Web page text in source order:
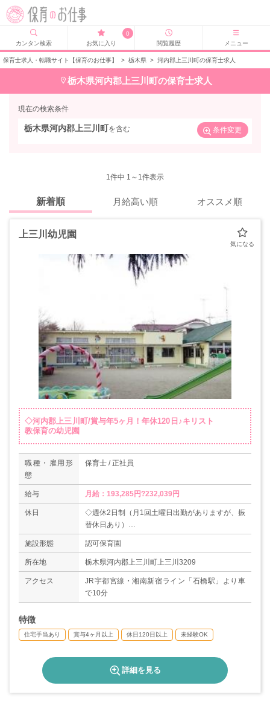
カンタン検索
0
お気に入り
閲覧履歴 メニュー
保育士求人・転職サイト【保育のお仕事】 > 栃木県 > 河内郡上三川町の保育士求人
栃木県河内郡上三川町の保育士求人
現在の検索条件
栃木県河内郡上三川町を含む 条件変更
1件中 1～1件表示
新着順 月給高い順 オススメ順
上三川幼児園
◇河内郡上三川町/賞与年5ヶ月！年休120日♪キリスト
教保育の幼児園
職種・雇用形
態
保育士 / 正社員
給与 月給：193,285円?232,039円
休日
◇週休2日制（月1回土曜日出勤がありますが、振
替休日あり）
◇有給休暇（6ヶ月経過後10日）
◇年間休日数120日
施設形態 認可保育園
所在地 栃木県河内郡上三川町上三川3209
アクセス
JR宇都宮線・湘南新宿ライン「石橋駅」より車
で10分
特徴
住宅手当あり 賞与4ヶ月以上 休日120日以上 未経験OK
詳細を見る